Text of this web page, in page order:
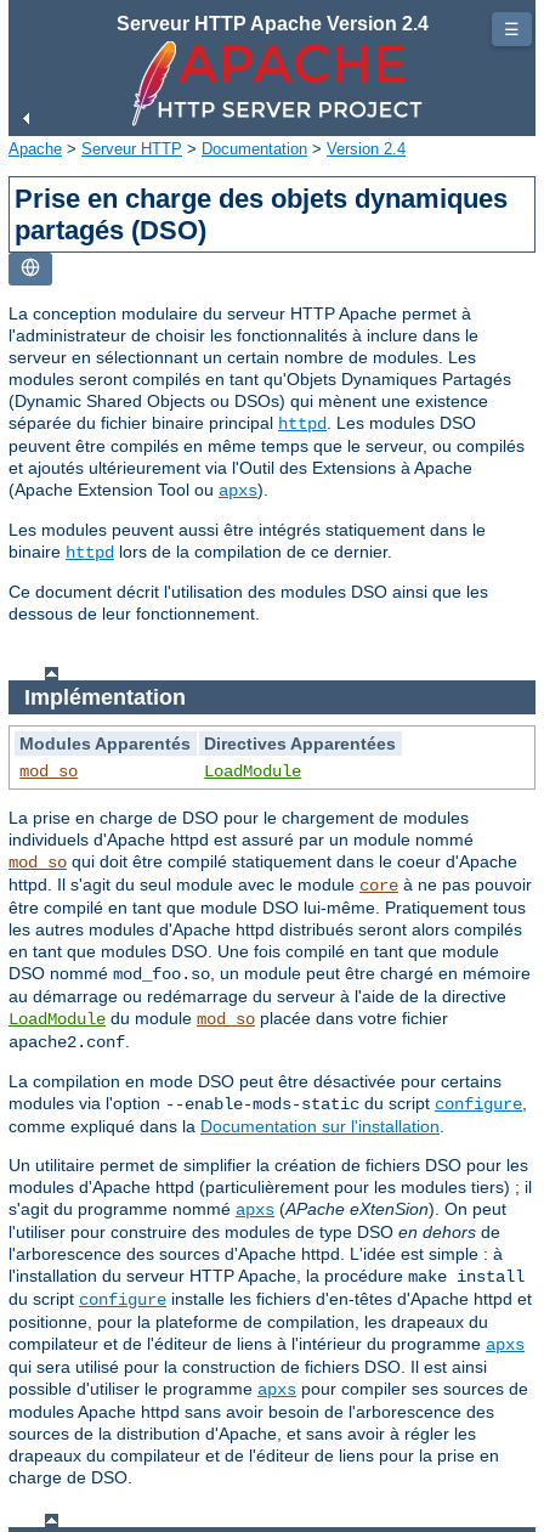
Serveur HTTP Apache Version 2.4
Apache > Serveur HTTP > Documentation > Version 2.4
Prise en charge des objets dynamiques
partagés (DSO)
La conception modulaire du serveur HTTP Apache permet à
l'administrateur de choisir les fonctionnalités à inclure dans le
serveur en sélectionnant un certain nombre de modules. Les
modules seront compilés en tant qu'Objets Dynamiques Partagés
(Dynamic Shared Objects ou DSOs) qui mènent une existence
séparée du fichier binaire principal httpd
. Les modules DSO
peuvent être compilés en même temps que le serveur, ou compilés
et ajoutés ultérieurement via l'Outil des Extensions à Apache
(Apache Extension Tool ou apxs).
Les modules peuvent aussi être intégrés statiquement dans le
binaire httpd lors de la compilation de ce dernier.
Ce document décrit l'utilisation des modules DSO ainsi que les
dessous de leur fonctionnement.
Implémentation
Modules Apparentés
Directives Apparentées
mod_so
LoadModule
La prise en charge de DSO pour le chargement de modules
individuels d'Apache httpd est assuré par un module nommé
mod_so qui doit être compilé statiquement dans le coeur d'Apache
httpd. Il s'agit du seul module avec le module core à ne pas pouvoir
être compilé en tant que module DSO lui-même. Pratiquement tous
les autres modules d'Apache httpd distribués seront alors compilés
en tant que modules DSO. Une fois compilé en tant que module
DSO nommé mod_foo.so , un module peut être chargé en mémoire
au démarrage ou redémarrage du serveur à l'aide de la directive
LoadModule du module mod_so placée dans votre fichier
apache2.conf
La compilation en mode DSO peut être désactivée pour certains
modules via l'option --enable-mods-static du script configure
comme expliqué dans la Documentation sur l'installation
Un utilitaire permet de simplifier la création de fichiers DSO pour les
modules d'Apache httpd (particulièrement pour les modules tiers) ; il
s'agit du programme nommé apxs (APache eXtenSion). On peut
l'utiliser pour construire des modules de type DSO en dehors de
l'arborescence des sources d'Apache httpd. L'idée est simple : à
l'installation du serveur HTTP Apache, la procédure make install
du script configure installe les fichiers d'en-têtes d'Apache httpd et
positionne, pour la plateforme de compilation, les drapeaux du
compilateur et de l'éditeur de liens à l'intérieur du programme apxs
qui sera utilisé pour la construction de fichiers DSO. Il est ainsi
possible d'utiliser le programme apxs pour compiler ses sources de
modules Apache httpd sans avoir besoin de l'arborescence des
sources de la distribution d'Apache, et sans avoir à régler les
drapeaux du compilateur et de l'éditeur de liens pour la prise en
charge de DSO.
☰